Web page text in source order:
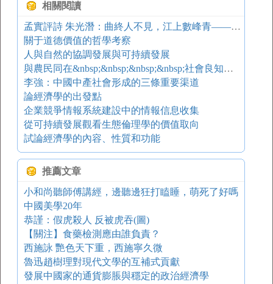
相關閱讀
孟實評詩 朱光潛：曲終人不見，江上數峰青——答夏丐尊先生
關于道德價值的哲學考察
人與自然的協調發展與可持續發展
與農民同在&nbsp;&nbsp;&nbsp;&nbsp;社會良知是文學創作的動力和生命
李強：中國中產社會形成的三條重要渠道
論經濟學的出發點
企業競爭情報系統建設中的情報信息收集
從可持續發展觀看生態倫理學的價值取向
試論經濟學的內容、性質和功能
推薦文章
小和尚聽師傅講經，邊聽邊狂打瞌睡，萌死了好嗎
中國美學20年
恭謹：假虎殺人 反被虎吞(圖)
【關注】食藥檢測應由誰負責？
西施詠 艷色天下重，西施寧久微
魯迅趙樹理對現代文學的互補式貢獻
發展中國家的通貨膨脹與穩定的政治經濟學